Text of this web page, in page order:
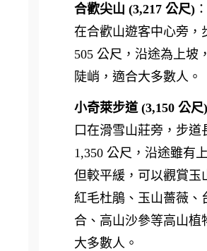
合歡尖山 (3,217 公尺)
在合歡山遊客中心旁，
505 公尺，沿途為上坡
陡峭，適合大多數人。
小奇萊步道 (3,150 公尺)
口在滑雪山莊旁，步道
1,350 公尺，沿途雖有
但較平緩，可以觀賞玉
紅毛杜鵑、玉山薔薇、
合、高山沙參等高山植
大多數人。